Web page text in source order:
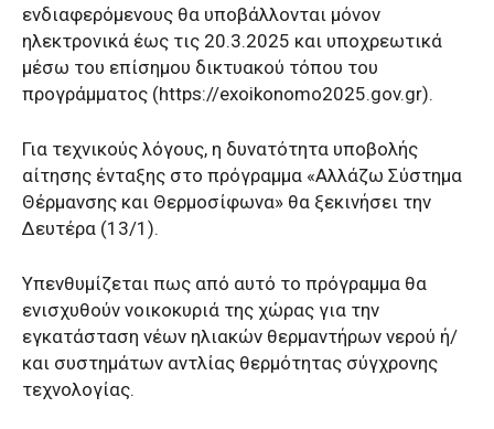
ενδιαφερόμενους θα υποβάλλονται μόνον
ηλεκτρονικά έως τις 20.3.2025 και υποχρεωτικά
μέσω του επίσημου δικτυακού τόπου του
προγράμματος (https://exoikonomo2025.gov.gr).
Για τεχνικούς λόγους, η δυνατότητα υποβολής
αίτησης ένταξης στο πρόγραμμα «Αλλάζω Σύστημα
Θέρμανσης και Θερμοσίφωνα» θα ξεκινήσει την
Δευτέρα (13/1).
Υπενθυμίζεται πως από αυτό το πρόγραμμα θα
ενισχυθούν νοικοκυριά της χώρας για την
εγκατάσταση νέων ηλιακών θερμαντήρων νερού ή/
και συστημάτων αντλίας θερμότητας σύγχρονης
τεχνολογίας.